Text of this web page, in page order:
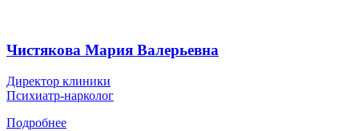
Чистякова Мария Валерьевна
Директор клиники
Психиатр-нарколог
Подробнее